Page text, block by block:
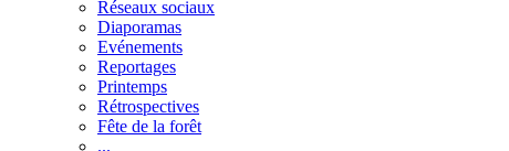
Réseaux sociaux
Diaporamas
Evénements
Reportages
Printemps
Rétrospectives
Fête de la forêt
...